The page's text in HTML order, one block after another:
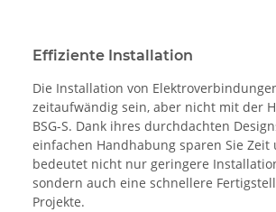
Effiziente Installation
Die Installation von
zeitaufwändig sein, aber nicht mit der
BSG-S. Dank ihres durchdachten
einfachen Handhabung sparen Sie Zeit
bedeutet nicht nur geringere
sondern auch eine schnellere
Projekte.